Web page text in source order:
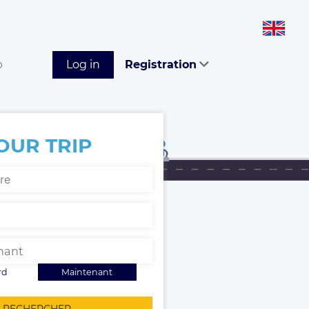
Log in Registration
TRIP
Maintenant